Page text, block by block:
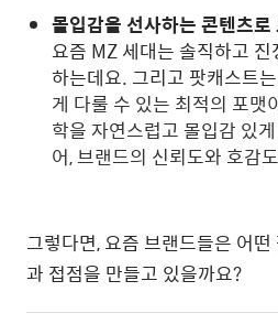
몰입감을 선사하는 콘텐츠
요즘 MZ 세대는 솔직하고
하는데요. 그리고 팟캐스트는
게 다룰 수 있는 최적의 포맷
학을 자연스럽고 몰입감 있
어, 브랜드의 신뢰도와 호감
그렇다면, 요즘 브랜드들은 어
과 접점을 만들고 있을까요?